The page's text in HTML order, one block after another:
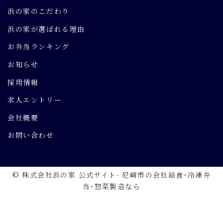
浜の家のこだわり
浜の家が選ばれる理由
お弁当ランキング
お知らせ
採用情報
求人エントリー
会社概要
お問い合わせ
© 株式会社浜の家 公式サイト- 尼崎市の会社給食･冷凍弁
当･惣菜製造なら